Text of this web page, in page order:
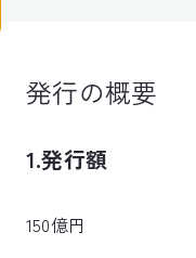
発行の概要
1.発行額
150億円